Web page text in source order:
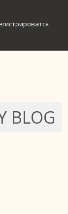
BLOG